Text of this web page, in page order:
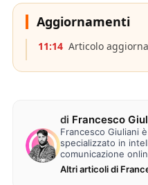
Aggiornamenti
11:14 Articolo
di Francesco
Francesco Giuliani
specializzato in
comunicazione
web. Lavora alla
Altri articoli di